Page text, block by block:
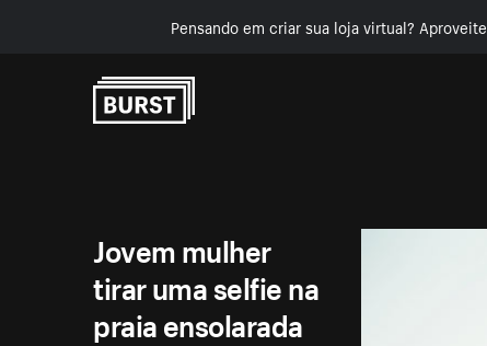
Pensando em criar sua loja virtual?
Jovem mulher
tirar uma selfie na
praia ensolarada